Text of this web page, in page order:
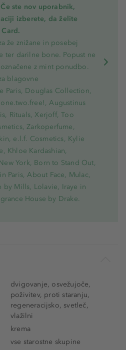
ste nov uporabnik,
izberete, da želite
že znižane in posebej
ter darilne bone. Popust ne
z mint ponudbo.
blagovne
Paris, Douglas Collection,
Augustinus
Rituals, Xerjoff, Too
Zarkoperfume,
e.l.f. Cosmetics, Kylie
Khloe Kardashian,
York, Born to Stand Out,
Paris, About Face, Mulac,
by Mills, Lolavie, Iraye in
House by Drake.
dvigovanje, osvežujoče,
poživitev, proti staranju,
regeneracijsko, svetleč,
vlažilni
krema
vse starostne skupine